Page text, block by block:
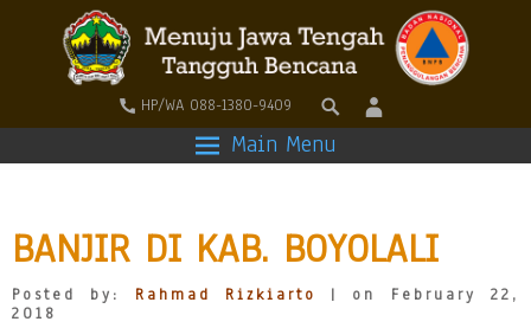
HP/WA 088-1380-9409
Main Menu
BANJIR DI KAB. BOYOLALI
Posted by: Rahmad Rizkiarto
| on February 22,
2018